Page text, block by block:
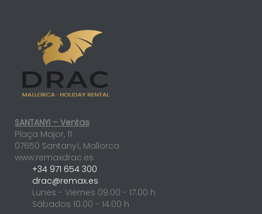
SANTANYI – Ventas
Plaça Major, 11
07650 Santanyí, Mallorca
www.remaxdrac.es
+34 971 654 300
drac@remax.es
Lunes - Viernes 09.00 - 17.00 h
Sábados 10.00 - 14.00 h